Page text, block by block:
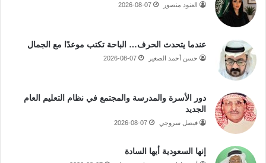
العنود منصور 2026-08-07
عندما يتحدث الحرف… الباحة تكتب موعدًا مع الجمال
حسن أحمد الصغير 2026-08-07
دور الأسرة والمدرسة والمجتمع في نظام التعليم العام
الجديد
فيصل سروجي 2026-08-07
إنها السعودية أيها السادة